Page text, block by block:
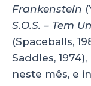
Frankenstein
S.O.S. – Tem
(Spaceballs,
Saddles,
neste mês, e